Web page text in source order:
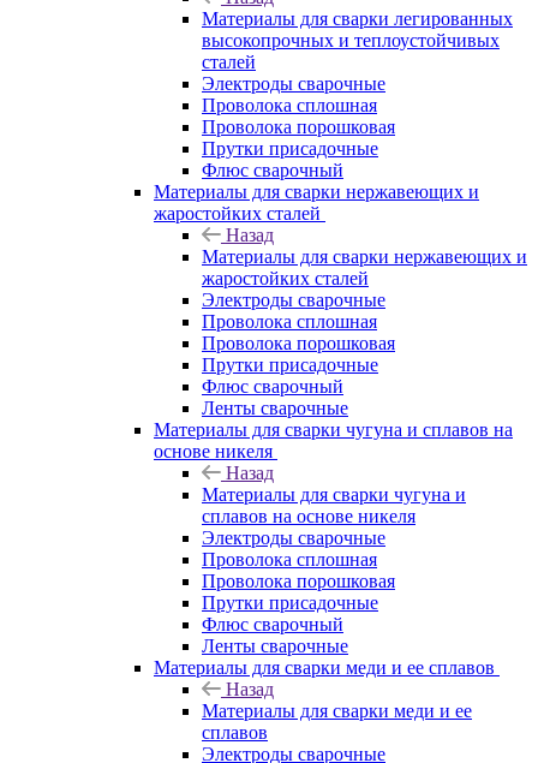
Материалы для сварки легированных
высокопрочных и теплоустойчивых
сталей
Электроды сварочные
Проволока сплошная
Проволока порошковая
Прутки присадочные
Флюс сварочный
Материалы для сварки нержавеющих и
жаростойких сталей
Назад
Материалы для сварки нержавеющих и
жаростойких сталей
Электроды сварочные
Проволока сплошная
Проволока порошковая
Прутки присадочные
Флюс сварочный
Ленты сварочные
Материалы для сварки чугуна и сплавов на
основе никеля
Назад
Материалы для сварки чугуна и
сплавов на основе никеля
Электроды сварочные
Проволока сплошная
Проволока порошковая
Прутки присадочные
Флюс сварочный
Ленты сварочные
Материалы для сварки меди и ее сплавов
Назад
Материалы для сварки меди и ее
сплавов
Электроды сварочные